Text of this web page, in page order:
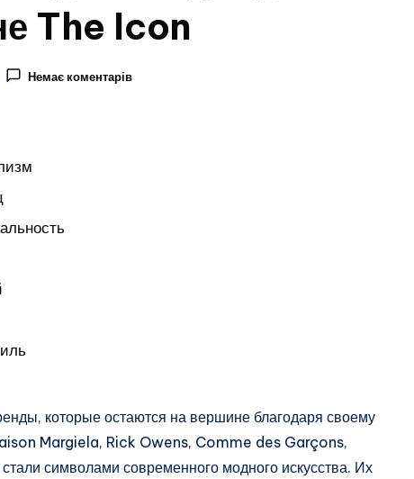
The Icon
Немає коментарів
которые остаются на вершине благодаря своему
Margiela, Rick Owens, Comme des Garçons,
символами современного модного искусства. Их